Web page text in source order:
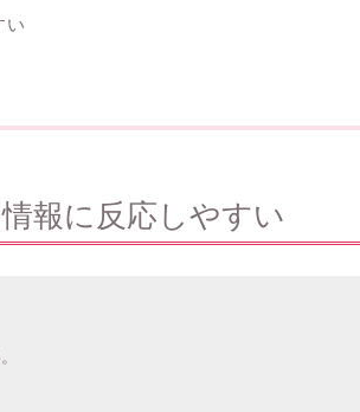
い
報に反応しやすい